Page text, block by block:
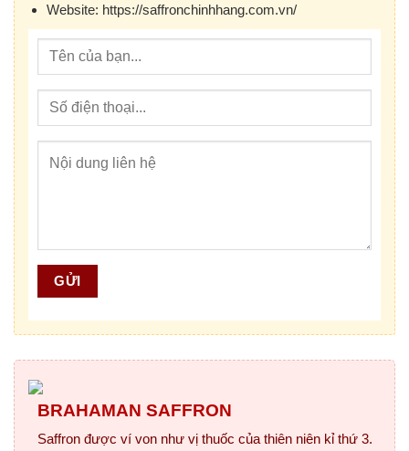
Website: https://saffronchinhhang.com.vn/
BRAHAMAN SAFFRON
Saffron được ví von như vị thuốc của thiên niên kỉ thứ 3.